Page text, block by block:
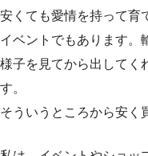
安くても愛情を持って育
イベントでもあります。
様子を見てから出してく
す。
そういうところから安く